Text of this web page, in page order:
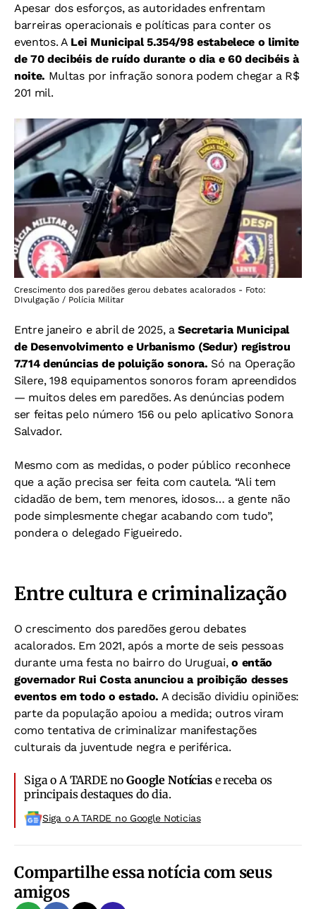
Apesar dos esforços, as autoridades enfrentam
barreiras operacionais e políticas para conter os
eventos. A Lei Municipal 5.354/98 estabelece o limite
de 70 decibéis de ruído durante o dia e 60 decibéis à
noite. Multas por infração sonora podem chegar a R$
201 mil.
Crescimento dos paredões gerou debates acalorados - Foto:
DIvulgação / Polícia Militar
Entre janeiro e abril de 2025, aSecretaria Municipal
de Desenvolvimento e Urbanismo (Sedur) registrou
7.714 denúncias de poluição sonora. Só na Operação
Silere, 198 equipamentos sonoros foram apreendidos
— muitos deles em paredões. As denúncias podem
ser feitas pelo número 156 ou pelo aplicativo Sonora
Salvador.
Mesmo com as medidas, o poder público reconhece
que a ação precisa ser feita com cautela. “Ali tem
cidadão de bem, tem menores, idosos… a gente não
pode simplesmente chegar acabando com tudo”,
pondera o delegado Figueiredo.
Entre cultura e criminalização
O crescimento dos paredões gerou debates
acalorados. Em 2021, após a morte de seis pessoas
durante uma festa no bairro do Uruguai,o então
governador Rui Costa anunciou a proibição desses
eventos em todo o estado. A decisão dividiu opiniões:
parte da população apoiou a medida; outros viram
como tentativa de criminalizar manifestações
culturais da juventude negra e periférica.
Siga o A TARDE noGoogle Notíciase receba os
principais destaques do dia.
Siga o A TARDE no Google Noticias
Compartilhe essa notícia com seus
amigos